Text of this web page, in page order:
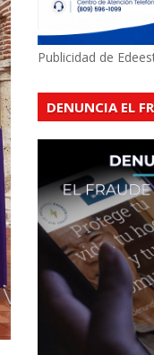
Publicidad de
DENUNCIA EL